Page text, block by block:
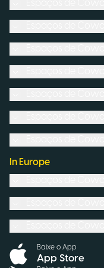
In Europe
Baixe o App
App Store